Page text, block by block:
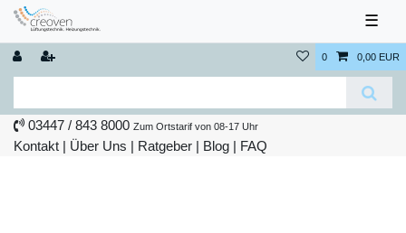
☰
0 0,00 EUR
03447 / 843 8000 Zum Ortstarif von 08-17 Uhr
Kontakt | Über Uns | Ratgeber | Blog | FAQ